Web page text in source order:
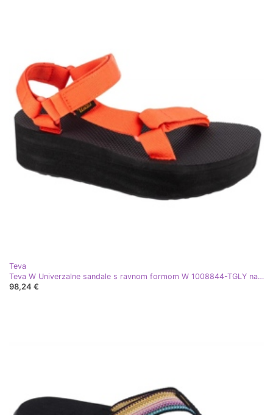
Teva
Teva W Univerzalne sandale s ravnom formom W 1008844-TGLY narančasta
98,24 €